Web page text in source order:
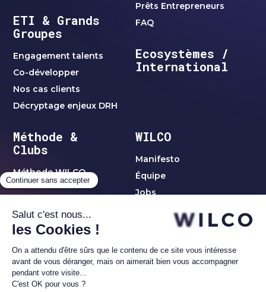
ETI & Grands
Groupes
Engagement talents
Co-développer
Nos cas clients
Décryptage enjeux DRH
Prêts Entrepreneurs
FAQ
Ecosystèmes /
International
Méthode &
Clubs
Méthode WILCO
Clubs C-Level
thématiques
Club Women Leaders
Club Alumni1
Réseau Investisseurs
WILCO
Manifesto
Équipe
Jobs
Contact